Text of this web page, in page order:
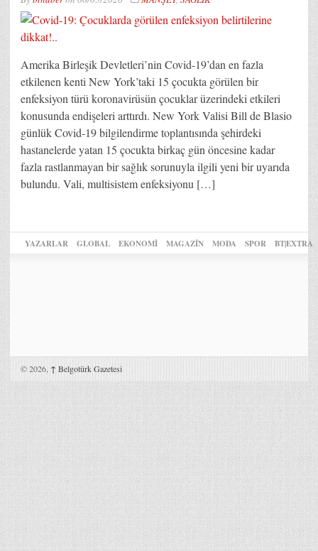
Amerika Birleşik Devletleri’nin Covid-19’dan en fazla
etkilenen kenti New York’taki 15 çocukta görülen bir
enfeksiyon türü koronavirüsün çocuklar üzerindeki etkileri
konusunda endişeleri arttırdı. New York Valisi Bill de Blasio
günlük Covid-19 bilgilendirme toplantısında şehirdeki
hastanelerde yatan 15 çocukta birkaç gün öncesine kadar
fazla rastlanmayan bir sağlık sorunuyla ilgili yeni bir uyarıda
bulundu. Vali, multisistem enfeksiyonu […]
YAZARLAR GLOBAL EKONOMİ MAGAZİN MODA SPOR BT|EXTRA
© 2026, ↑ Belgotürk Gazetesi